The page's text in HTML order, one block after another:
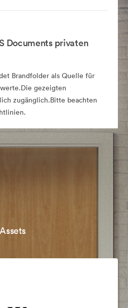
Documents privaten
Brandfolder als Quelle für
gezeigten
zugänglich.Bitte beachten